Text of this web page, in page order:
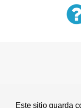
Este sitio guarda
Todos los Temas